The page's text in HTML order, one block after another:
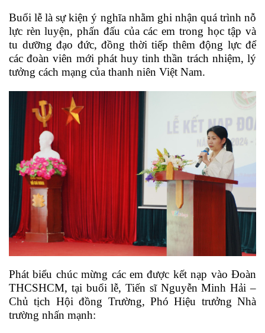
Buổi lễ là sự kiện ý nghĩa nhằm ghi nhận quá trình nỗ
lực rèn luyện, phấn đấu của các em trong học tập và
tu dưỡng đạo đức, đồng thời tiếp thêm động lực để
các đoàn viên mới phát huy tinh thần trách nhiệm, lý
tưởng cách mạng của thanh niên Việt Nam.
Phát biểu chúc mừng các em được kết nạp vào Đoàn
THCSHCM, tại buổi lễ, Tiến sĩ Nguyễn Minh Hải –
Chủ tịch Hội đồng Trường, Phó Hiệu trưởng Nhà
trường nhấn mạnh: